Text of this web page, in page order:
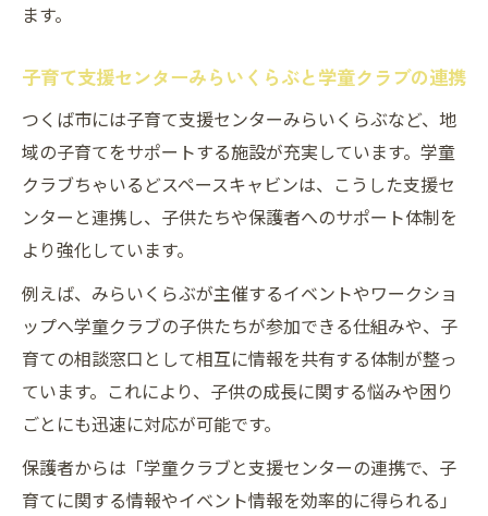
ます。
子育て支援センターみらいくらぶと学童クラブの連携
つくば市には子育て支援センターみらいくらぶなど、地
域の子育てをサポートする施設が充実しています。学童
クラブちゃいるどスペースキャビンは、こうした支援セ
ンターと連携し、子供たちや保護者へのサポート体制を
より強化しています。
例えば、みらいくらぶが主催するイベントやワークショ
ップへ学童クラブの子供たちが参加できる仕組みや、子
育ての相談窓口として相互に情報を共有する体制が整っ
ています。これにより、子供の成長に関する悩みや困り
ごとにも迅速に対応が可能です。
保護者からは「学童クラブと支援センターの連携で、子
育てに関する情報やイベント情報を効率的に得られる」